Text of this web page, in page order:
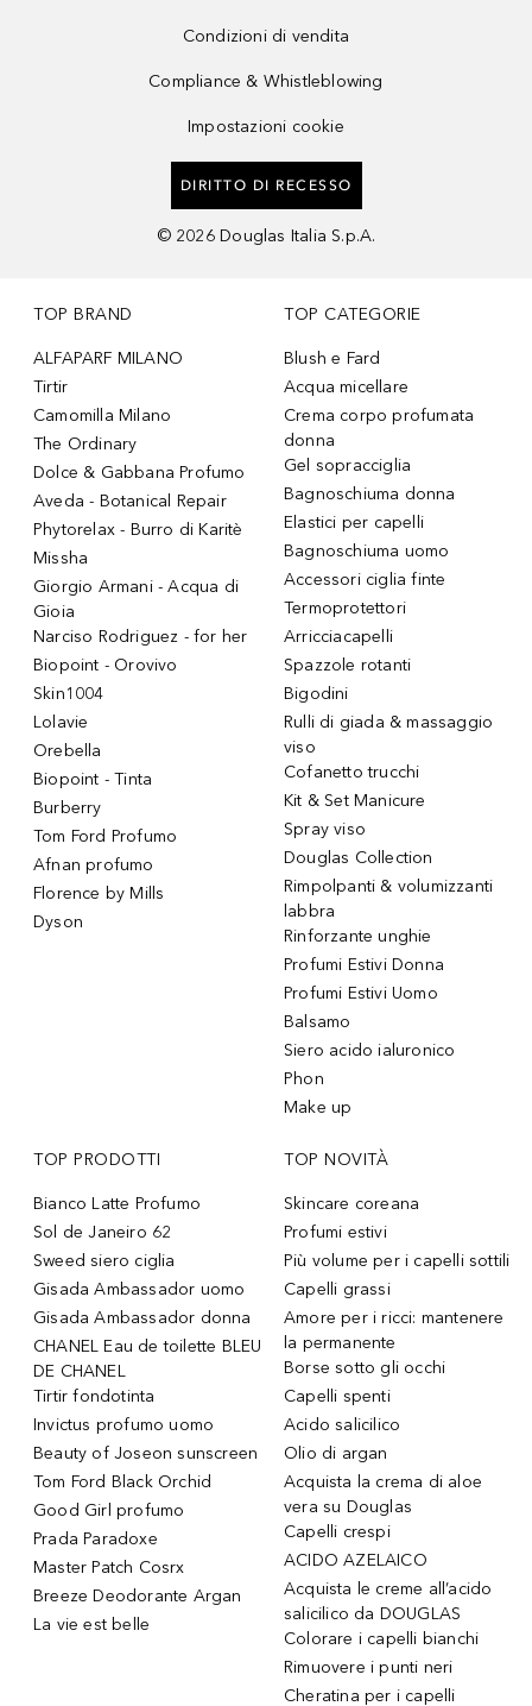
Condizioni di vendita
Compliance & Whistleblowing
Impostazioni cookie
DIRITTO DI RECESSO
© 2026 Douglas Italia S.p.A.
TOP BRAND
ALFAPARF MILANO
Tirtir
Camomilla Milano
The Ordinary
Dolce & Gabbana Profumo
Aveda - Botanical Repair
Phytorelax - Burro di Karitè
Missha
Giorgio Armani - Acqua di
Gioia
Narciso Rodriguez - for her
Biopoint - Orovivo
Skin1004
Lolavie
Orebella
Biopoint - Tinta
Burberry
Tom Ford Profumo
Afnan profumo
Florence by Mills
Dyson
TOP CATEGORIE
Blush e Fard
Acqua micellare
Crema corpo profumata
donna
Gel sopracciglia
Bagnoschiuma donna
Elastici per capelli
Bagnoschiuma uomo
Accessori ciglia finte
Termoprotettori
Arricciacapelli
Spazzole rotanti
Bigodini
Rulli di giada & massaggio
viso
Cofanetto trucchi
Kit & Set Manicure
Spray viso
Douglas Collection
Rimpolpanti & volumizzanti
labbra
Rinforzante unghie
Profumi Estivi Donna
Profumi Estivi Uomo
Balsamo
Siero acido ialuronico
Phon
Make up
TOP PRODOTTI
Bianco Latte Profumo
Sol de Janeiro 62
Sweed siero ciglia
Gisada Ambassador uomo
Gisada Ambassador donna
CHANEL Eau de toilette BLEU
DE CHANEL
Tirtir fondotinta
Invictus profumo uomo
Beauty of Joseon sunscreen
Tom Ford Black Orchid
Good Girl profumo
Prada Paradoxe
Master Patch Cosrx
Breeze Deodorante Argan
La vie est belle
TOP NOVITÀ
Skincare coreana
Profumi estivi
Più volume per i capelli sottili
Capelli grassi
Amore per i ricci: mantenere
la permanente
Borse sotto gli occhi
Capelli spenti
Acido salicilico
Olio di argan
Acquista la crema di aloe
vera su Douglas
Capelli crespi
ACIDO AZELAICO
Acquista le creme all’acido
salicilico da DOUGLAS
Colorare i capelli bianchi
Rimuovere i punti neri
Cheratina per i capelli